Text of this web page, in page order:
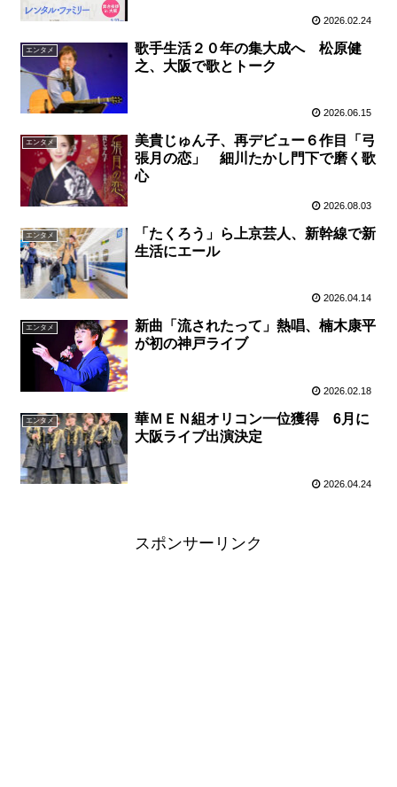
2026.02.24
エンタメ
歌手生活２０年の集大成へ 松原健
之、大阪で歌とトーク
2026.06.15
エンタメ
美貴じゅん子、再デビュー６作目「弓
張月の恋」 細川たかし門下で磨く歌
心
2026.08.03
エンタメ
「たくろう」ら上京芸人、新幹線で新
生活にエール
2026.04.14
エンタメ
新曲「流されたって」熱唱、楠木康平
が初の神戸ライブ
2026.02.18
エンタメ
華ＭＥＮ組オリコン一位獲得 6月に
大阪ライブ出演決定
2026.04.24
スポンサーリンク